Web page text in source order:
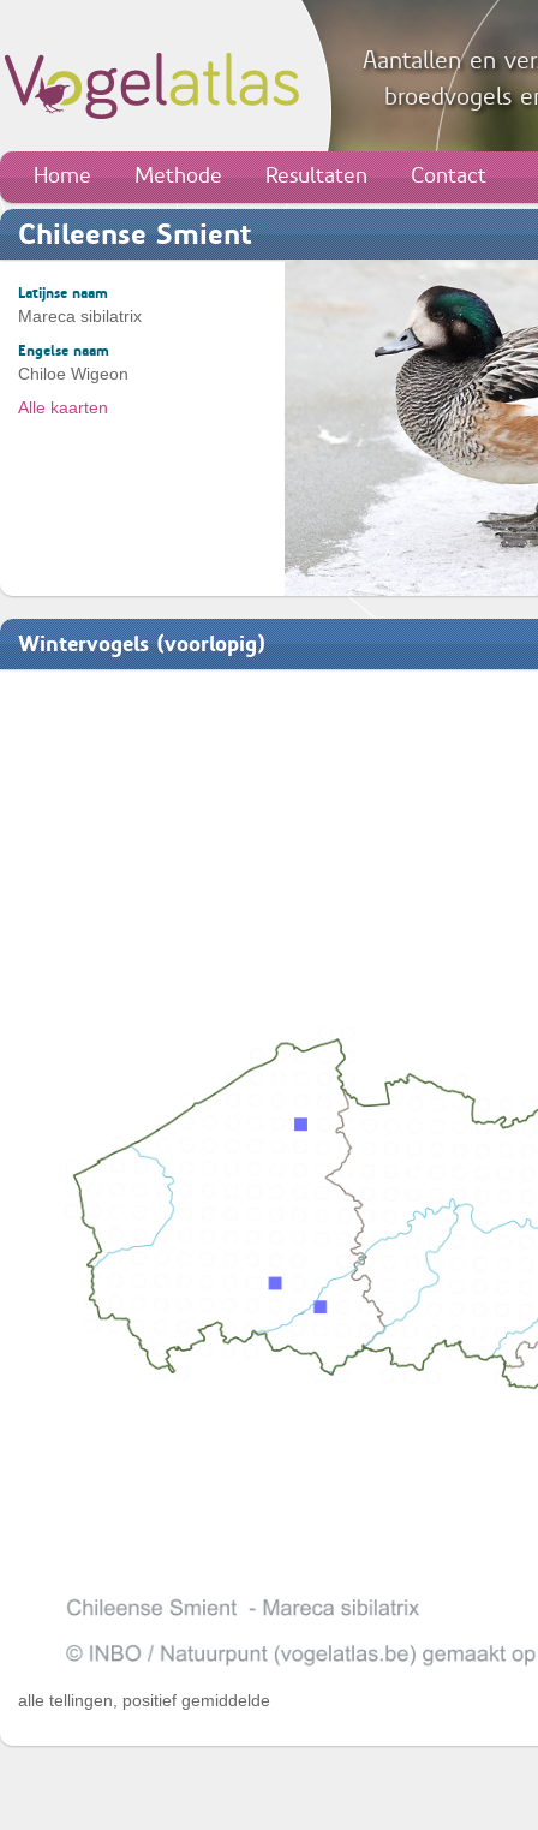
Aantallen en
broedvogels
Home Methode Resultaten Contact
Chileense Smient
Latijnse naam
Mareca sibilatrix
Engelse naam
Chiloe Wigeon
Alle kaarten
Wintervogels (voorlopig)
alle tellingen, positief gemiddelde